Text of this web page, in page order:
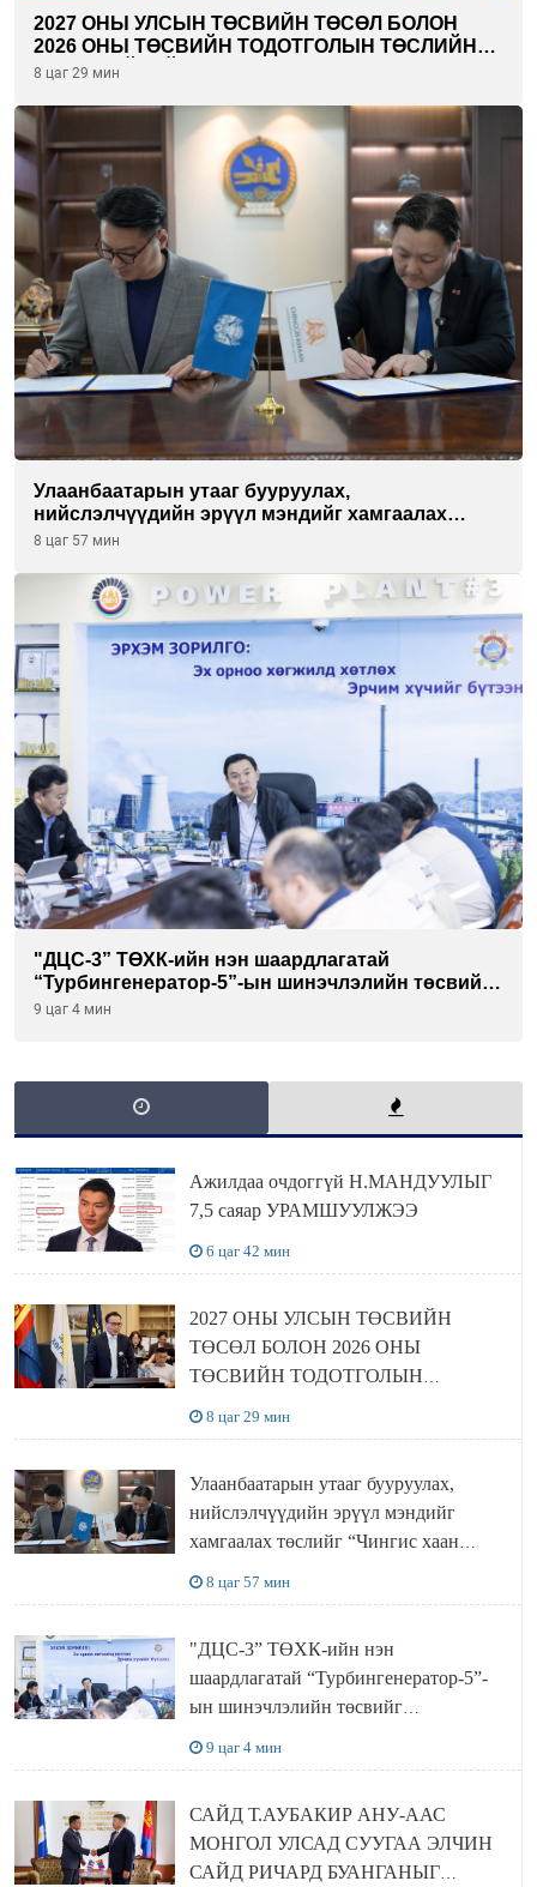
2027 ОНЫ УЛСЫН ТӨСВИЙН ТӨСӨЛ БОЛОН
2026 ОНЫ ТӨСВИЙН ТОДОТГОЛЫН ТӨСЛИЙН
ОЛОН НИЙТИЙН ХЭЛЭЛЦҮҮЛЭГ БОЛЛОО
8 цаг 29 мин
Улаанбаатарын утааг бууруулах,
нийслэлчүүдийн эрүүл мэндийг хамгаалах
төслийг “Чингис хаан баялгийн сан нэгдэл” ХХК-
8 цаг 57 мин
"ДЦС-3” ТӨХК-ийн нэн шаардлагатай
“Турбингенератор-5”-ын шинэчлэлийн төсвийг
шийдвэрлэхээр болов
9 цаг 4 мин
Ажилдаа очдоггүй Н.МАНДУУЛЫГ
7,5 саяар УРАМШУУЛЖЭЭ
6 цаг 42 мин
2027 ОНЫ УЛСЫН ТӨСВИЙН
ТӨСӨЛ БОЛОН 2026 ОНЫ
ТӨСВИЙН ТОДОТГОЛЫН
8 цаг 29 мин
Улаанбаатарын утааг бууруулах,
нийслэлчүүдийн эрүүл мэндийг
хамгаалах төслийг “Чингис хаан
8 цаг 57 мин
"ДЦС-3” ТӨХК-ийн нэн
шаардлагатай “Турбингенератор-5”-
ын шинэчлэлийн төсвийг
9 цаг 4 мин
САЙД Т.АУБАКИР АНУ-ААС
МОНГОЛ УЛСАД СУУГАА ЭЛЧИН
САЙД РИЧАРД БУАНГАНЫГ